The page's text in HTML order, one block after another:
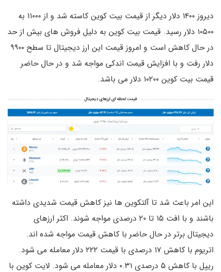
دیروز ۱۴۰۰ دلار دیگر از قیمت بیت کوین کاسته شد و از ۱۱۰۰۰ به
۱۰۵۰۰ دلار رسید. قیمت بیت کوین به دلیل فروش های بیش از حد
در حال کاهش است و امروز قیمت این ارز دیجیتال تا سطح ۹۹۰۰
دلار رفت و با افزایش قیمت اندکی مواجه شد و در حال حاضر
قیمت بیت کوین ۱۰۲۰۰ دلار می باشد.
این امر باعث شد تا آلتکوین ها نیز کاهش قیمت شدیدی داشته
باشند و با افت ۱۵ تا ۲۰ درصدی مواجه شوند. اکثر ارزهای
دیجیتال برتر در حال حاضر با کاهش قیمت مواجه شده اند.
اتریوم با کاهش ۱۷ درصدی با قیمت ۲۲۲ دلار معامله می شود.
ریپل با کاهش ۵ درصدی ۰.۳۱ دلار معامله می شود. لایت کوین با